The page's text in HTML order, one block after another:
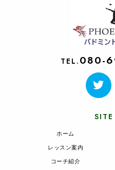
TEL. 080-
ホーム
レッスン案内
コーチ紹介